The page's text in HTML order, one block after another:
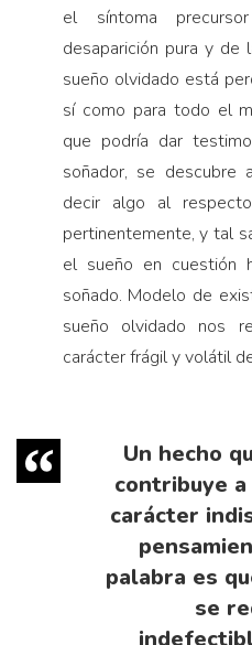
el síntoma
desaparición pura y de
sueño olvidado está
sí como para todo el
que podría dar
soñador, se descubre
decir algo al
pertinentemente, y tal
el sueño en cuestión
soñado. Modelo de
sueño olvidado nos
carácter frágil y volátil
Un hecho
contribuye
carácter
palabra es
se